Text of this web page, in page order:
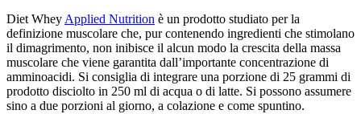
Diet Whey Applied Nutrition è un prodotto studiato per la
definizione muscolare che, pur contenendo ingredienti che stimolano
il dimagrimento, non inibisce il alcun modo la crescita della massa
muscolare che viene garantita dall’importante concentrazione di
amminoacidi. Si consiglia di integrare una porzione di 25 grammi di
prodotto disciolto in 250 ml di acqua o di latte. Si possono assumere
sino a due porzioni al giorno, a colazione e come spuntino.